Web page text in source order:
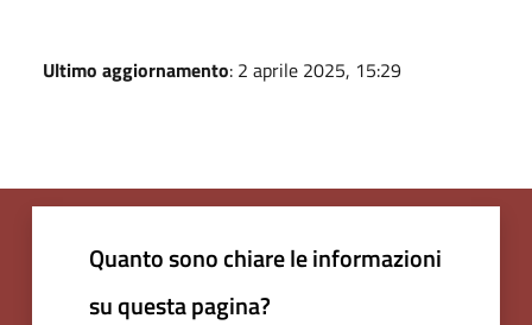
Ultimo aggiornamento: 2 aprile 2025, 15:29
Quanto sono chiare le informazioni
su questa pagina?